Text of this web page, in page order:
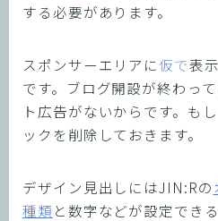
する必要があります。
スポンサーエリアに仮で表
です。ブログ開設が終わっ
ト広告がないからです。も
ックを削除しておきます。
デザイン見出しにはJIN:Rの
種類 と数字などが設定でき